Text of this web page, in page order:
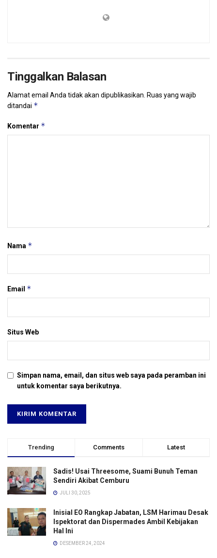
Tinggalkan Balasan
Alamat email Anda tidak akan dipublikasikan. Ruas yang wajib
ditandai *
Komentar *
Nama *
Email *
Situs Web
Simpan nama, email, dan situs web saya pada peramban ini
untuk komentar saya berikutnya.
Trending Comments Latest
Sadis! Usai Threesome, Suami Bunuh Teman
Sendiri Akibat Cemburu
JULI 30, 2025
Inisial EO Rangkap Jabatan, LSM Harimau Desak
Ispektorat dan Dispermades Ambil Kebijakan
Hal Ini
DESEMBER 24, 2024